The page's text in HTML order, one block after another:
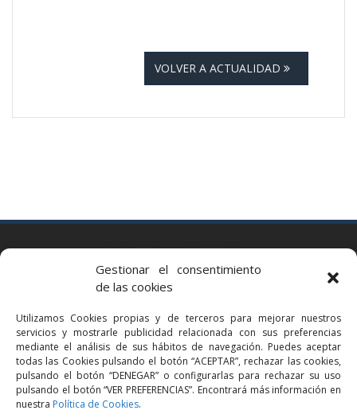
Gestionar el consentimiento
de las cookies
Utilizamos Cookies propias y de terceros para mejorar nuestros
servicios y mostrarle publicidad relacionada con sus preferencias
mediante el análisis de sus hábitos de navegación. Puedes aceptar
todas las Cookies pulsando el botón “ACEPTAR”, rechazar las cookies,
pulsando el botón “DENEGAR” o configurarlas para rechazar su uso
pulsando el botón “VER PREFERENCIAS”. Encontrará más información en
nuestra Política de Cookies.
VOLVER A ACTUALIDAD
Via Augusta 2 bis, 3º, 08006 Barcelona
bcn@bellavistalegal.eu
GRANOLLERS
C/ Sant Jaume, 16 1r, 08401 Granollers (Bcn)
+34 93 860 39 60
grn@bellavistalegal.eu